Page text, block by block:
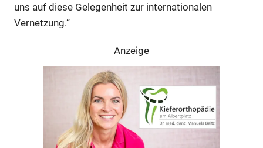
Anzeige
Anzeige
uns auf diese Gelegenheit zur internationalen
Vernetzung.“
Anzeige